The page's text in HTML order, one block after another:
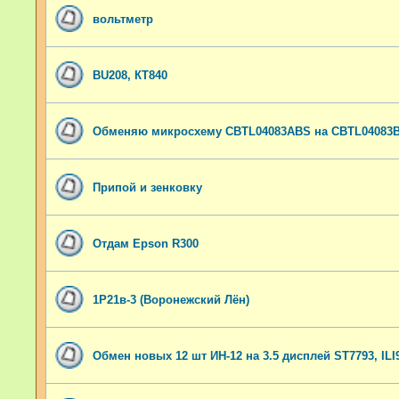
вольтметр
BU208, КТ840
Обменяю микросхему CBTL04083ABS на
Припой и зенковку
Отдам Epson R300
1Р21в-3 (Воронежский Лён)
Обмен новых 12 шт ИН-12 на 3.5 дисплей ST7793,